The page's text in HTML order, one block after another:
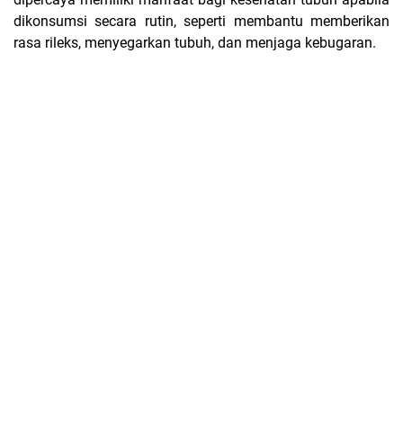
dikonsumsi secara rutin, seperti membantu memberikan
rasa rileks, menyegarkan tubuh, dan menjaga kebugaran.